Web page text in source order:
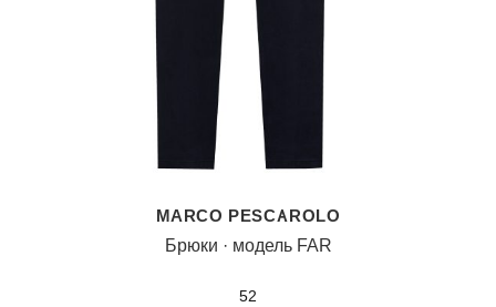
MARCO PESCAROLO
Брюки · модель FAR
52